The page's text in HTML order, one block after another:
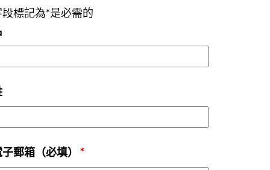
段標記為*是必需的
郵箱（必填） *